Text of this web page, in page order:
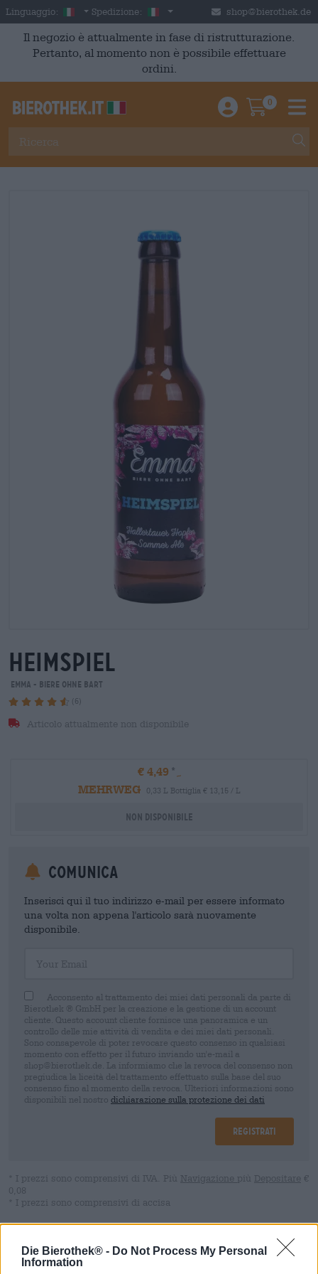
Die Bierothek® - Do Not Process My Personal
Information
Skip to main content
Linguaggio: Italian
Spedizione: Italia shop@bierothek.de
Il negozio è attualmente in fase di ristrutturazione.
Pertanto, al momento non è possibile effettuare
ordini.
Einloggen /
0
heimspiel
Emma - Biere ohne Bart
(6)
Articolo attualmente non disponibile
€ 4,49
MEHRWEG
0,33 L Bottiglia € 13,15 / L
Non disponibile
Comunica
Inserisci qui il tuo indirizzo e-mail per essere informato
una volta non appena l'articolo sarà nuovamente
disponibile.
Acconsento al trattamento dei miei dati personali da parte di
Bierothek ® GmbH per la creazione e la gestione di un account
cliente. Questo account cliente fornisce una panoramica e un
controllo delle mie attività di vendita e dei miei dati personali.
Sono consapevole di poter revocare questo consenso in qualsiasi
momento con effetto per il futuro inviando un'e-mail a
shop@bierothek.de. La informiamo che la revoca del consenso non
pregiudica la liceità del trattamento effettuato sulla base del suo
consenso fino al momento della revoca. Ulteriori informazioni sono
disponibili nel nostro dichiarazione sulla protezione dei dati
Registrati
* I prezzi sono comprensivi di IVA. Più Navigazione più Depositare €
0,08
* I prezzi sono comprensivi di accisa
Descrizione Informazioni Recensioni